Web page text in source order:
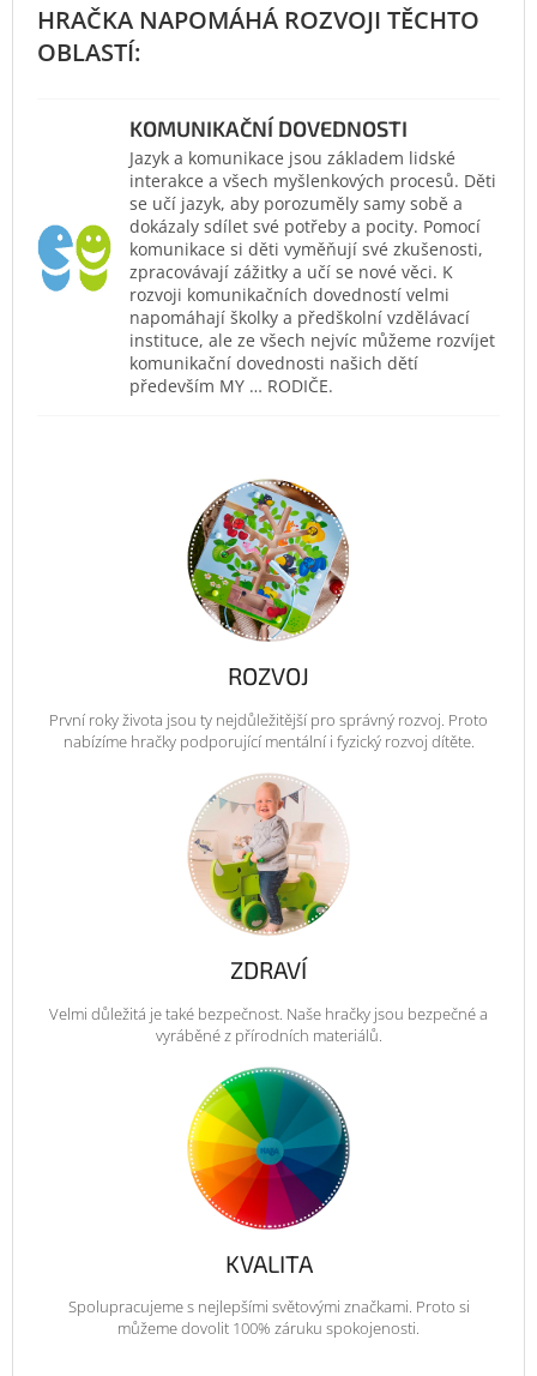
KOMUNIKAČNÍ DOVEDNOSTI
Jazyk a komunikace jsou základem lidské
interakce a všech myšlenkových procesů. Děti
se učí jazyk, aby porozuměly samy sobě a
dokázaly sdílet své potřeby a pocity. Pomocí
komunikace si děti vyměňují své zkušenosti,
zpracovávají zážitky a učí se nové věci. K
rozvoji komunikačních dovedností velmi
napomáhají školky a předškolní vzdělávací
instituce, ale ze všech nejvíc můžeme rozvíjet
komunikační dovednosti našich dětí
především MY … RODIČE.
ROZVOJ
První roky života jsou ty nejdůležitější pro správný rozvoj. Proto
nabízíme hračky podporující mentální i fyzický rozvoj dítěte.
ZDRAVÍ
Velmi důležitá je také bezpečnost. Naše hračky jsou bezpečné a
vyráběné z přírodních materiálů.
KVALITA
Spolupracujeme s nejlepšími světovými značkami. Proto si
můžeme dovolit 100% záruku spokojenosti.